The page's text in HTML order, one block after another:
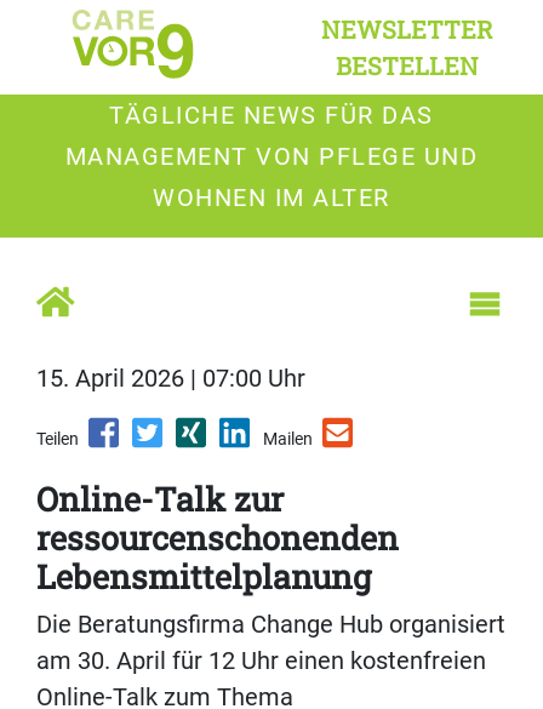
NEWSLETTER
BESTELLEN
TÄGLICHE NEWS FÜR DAS
MANAGEMENT VON PFLEGE UND
WOHNEN IM ALTER
15. April 2026 | 07:00 Uhr
Teilen Mailen
Online-Talk zur
ressourcenschonenden
Lebensmittelplanung
Die Beratungsfirma Change Hub organisiert
am 30. April für 12 Uhr einen kostenfreien
Online-Talk zum Thema